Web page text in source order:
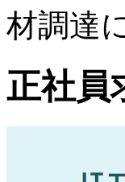
材調達
正社員